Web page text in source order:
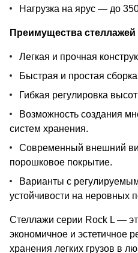
Нагрузка на ярус — до
Преимущества стеллажей
Легкая и прочная
Быстрая и простая
Гибкая регулировка
Возможность создания
систем хранения.
Современный внешний
порошковое покрытие.
Варианты с
устойчивости на неровных
Стеллажи серии Rock L —
экономичное и эстетичное
хранения легких грузов в